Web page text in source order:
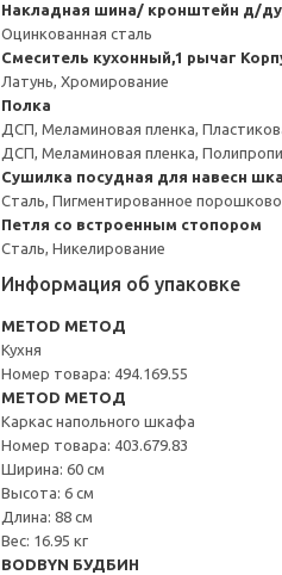
Накладная шина/ кронштейн д/
Оцинкованная сталь
Смеситель кухонный,1 рычаг
Латунь, Хромирование
Полка
ДСП, Меламиновая пленка,
ДСП, Меламиновая пленка,
Сушилка посудная для навесн
Сталь, Пигментированное
Петля со встроенным стопором
Сталь, Никелирование
Информация об упаковке
METOD МЕТОД
Кухня
Номер товара: 494.169.55
METOD МЕТОД
Каркас напольного шкафа
Номер товара: 403.679.83
Ширина: 60 см
Высота: 6 см
Длина: 88 см
Вес: 16.95 кг
BODBYN БУДБИН